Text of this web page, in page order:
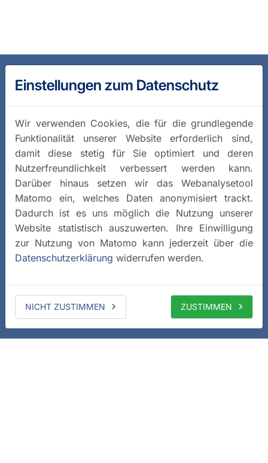
Einstellungen zum Datenschutz
Wir verwenden Cookies, die für die grundlegende
Funktionalität unserer Website erforderlich sind,
damit diese stetig für Sie optimiert und deren
Nutzerfreundlichkeit verbessert werden kann.
Darüber hinaus setzen wir das Webanalysetool
Matomo ein, welches Daten anonymisiert trackt.
Dadurch ist es uns möglich die Nutzung unserer
Website statistisch auszuwerten. Ihre Einwilligung
zur Nutzung von Matomo kann jederzeit über die
Datenschutzerklärung widerrufen werden.
NICHT ZUSTIMMEN ZUSTIMMEN